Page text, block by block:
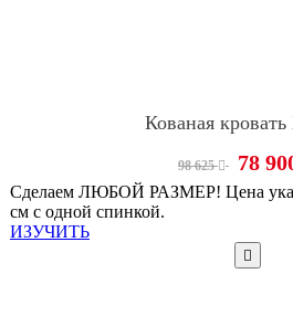
Кованая кровать
98 625 78
Сделаем ЛЮБОЙ РАЗМЕР! Цена
см с одной спинкой.
ИЗУЧИТЬ